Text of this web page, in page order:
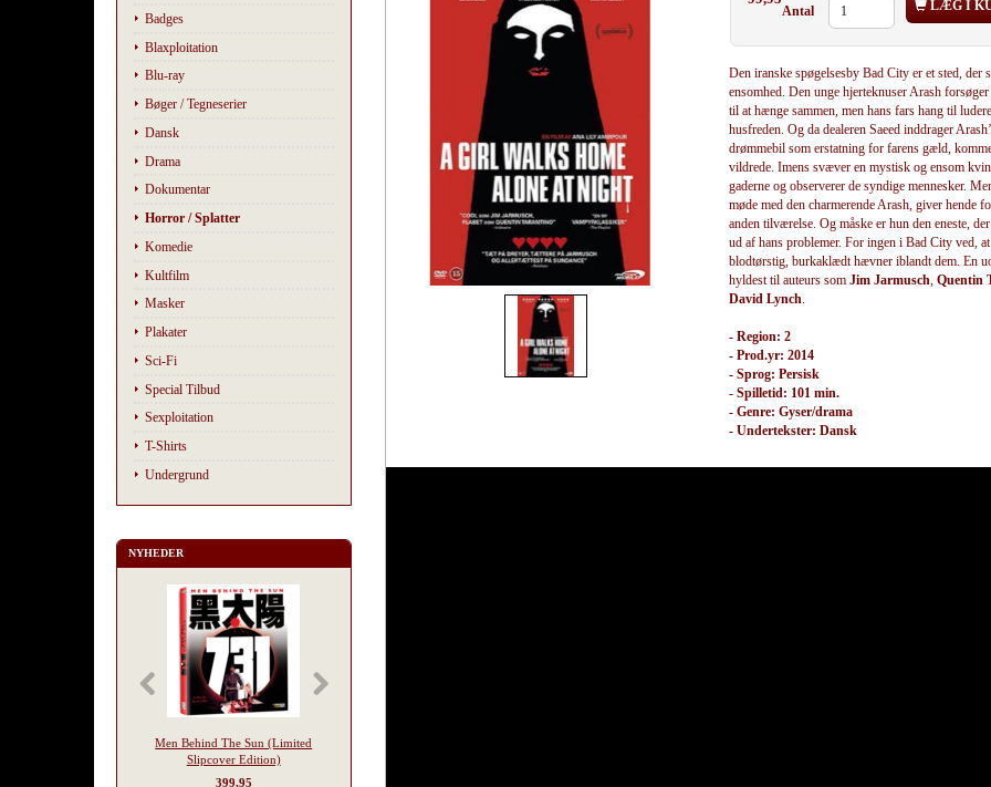
Badges
Blaxploitation
Blu-ray
Bøger / Tegneserier
Dansk
Drama
Dokumentar
Horror / Splatter
Komedie
Kultfilm
Masker
Plakater
Sci-Fi
Special Tilbud
Sexploitation
T-Shirts
Undergrund
NYHEDER
Men Behind The Sun (Limited
Slipcover Edition)
399,95
Antal LÆG I
Den iranske spøgelsesby Bad City er et sted, der
ensomhed. Den unge hjerteknuser Arash
til at hænge sammen, men hans fars hang til
husfreden. Og da dealeren Saeed inddrager
drømmebil som erstatning for farens gæld,
vildrede. Imens svæver en mystisk og ensom
gaderne og observerer de syndige mennesker.
møde med den charmerende Arash, giver hende
anden tilværelse. Og måske er hun den eneste,
ud af hans problemer. For ingen i Bad City ved,
blodtørstig, burkaklædt hævner iblandt dem. En
hyldest til auteurs som Jim Jarmusch, Quentin
David Lynch.
- Region: 2
- Prod.yr: 2014
- Sprog: Persisk
- Spilletid: 101 min.
- Genre: Gyser/drama
- Undertekster: Dansk